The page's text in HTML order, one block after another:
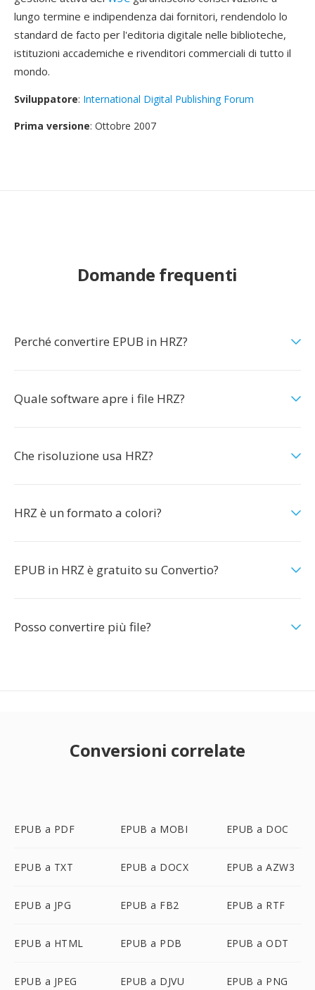
lungo termine e indipendenza dai fornitori, rendendolo lo
standard de facto per l'editoria digitale nelle biblioteche,
istituzioni accademiche e rivenditori commerciali di tutto il
mondo.
Sviluppatore: International Digital Publishing Forum
Prima versione: Ottobre 2007
Domande frequenti
Perché convertire EPUB in HRZ?
Quale software apre i file HRZ?
Che risoluzione usa HRZ?
HRZ è un formato a colori?
EPUB in HRZ è gratuito su Convertio?
Posso convertire più file?
Conversioni correlate
EPUB a PDF EPUB a MOBI EPUB a DOC
EPUB a TXT EPUB a DOCX EPUB a AZW3
EPUB a JPG EPUB a FB2 EPUB a RTF
EPUB a HTML EPUB a PDB EPUB a ODT
EPUB a JPEG EPUB a DJVU EPUB a PNG